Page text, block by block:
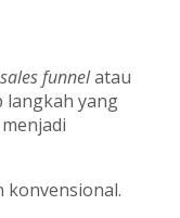
sales funnelatau
langkah yang
konvensional.